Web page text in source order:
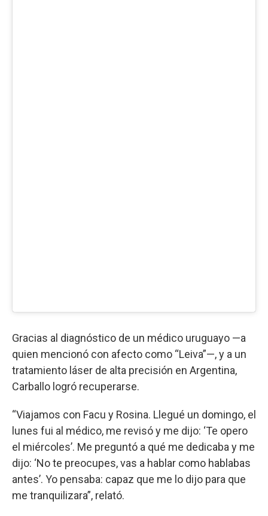
Gracias al diagnóstico de un médico uruguayo —a
quien mencionó con afecto como “Leiva”—, y a un
tratamiento láser de alta precisión en Argentina,
Carballo logró recuperarse.
“Viajamos con Facu y Rosina. Llegué un domingo, el
lunes fui al médico, me revisó y me dijo: ‘Te opero
el miércoles’. Me preguntó a qué me dedicaba y me
dijo: ‘No te preocupes, vas a hablar como hablabas
antes’. Yo pensaba: capaz que me lo dijo para que
me tranquilizara”, relató.